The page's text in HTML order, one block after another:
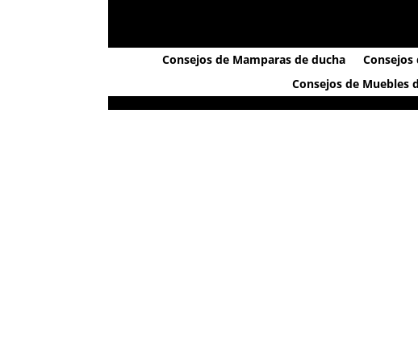
Consejos de Mamparas de ducha Consejos
Consejos de Muebles